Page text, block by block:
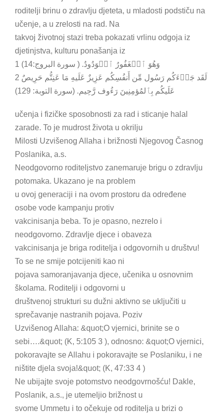
roditelji brinu o zdravlju djeteta, u mladosti podstiču na
učenje, a u zrelosti na rad. Na
takvoj životnoj stazi treba pokazati vrlinu odgoja iz
djetinjstva, kulturu ponašanja iz
1 وَهُوَ ٱلۡغَفُورُ ٱلۡوَدُودُ. ( سورة البروج:14)
2 لَقَد جَاۤءَكُم رَسُول مِّن أَنفُسِكُم عَزِیزٌ عَلَیهِ مَا عَنِتُّم حَرِیصٌ
عَلَیكُم بِٱلمُؤمِنِینَ رَءُوف رَّحِیم. (سورة التوبة: 129)
učenja i fizičke sposobnosti za rad i sticanje halal
zarade. To je mudrost života u okrilju
Milosti Uzvišenog Allaha i brižnosti Njegovog Časnog
Poslanika, a.s.
Neodgovorno roditeljstvo zanemaruje brigu o zdravlju
potomaka. Ukazano je na problem
u ovoj generaciji i na ovom prostoru da određene
osobe vode kampanju protiv
vakcinisanja beba. To je opasno, nezrelo i
neodgovorno. Zdravlje djece i obaveza
vakcinisanja je briga roditelja i odgovornih u društvu!
To se ne smije potcijeniti kao ni
pojava samoranjavanja djece, učenika u osnovnim
školama. Roditelji i odgovorni u
društvenoj strukturi su dužni aktivno se uključiti u
sprečavanje nastranih pojava. Poziv
Uzvišenog Allaha: &quot;O vjernici, brinite se o
sebi….&quot; (K, 5:105 3 ), odnosno: &quot;O vjernici,
pokoravajte se Allahu i pokoravajte se Poslaniku, i ne
ništite djela svoja!&quot; (K, 47:33 4 )
Ne ubijajte svoje potomstvo neodgovrnošću! Dakle,
Poslanik, a.s., je utemeljio brižnost u
svome Ummetu i to očekuje od roditelja u brizi o